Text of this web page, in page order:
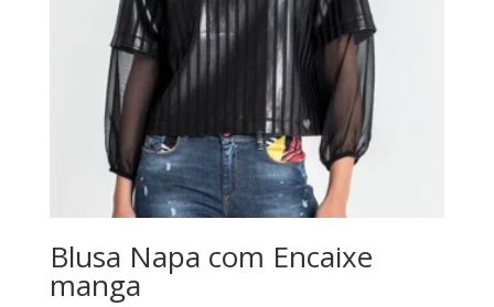
Blusa Napa com Encaixe
manga